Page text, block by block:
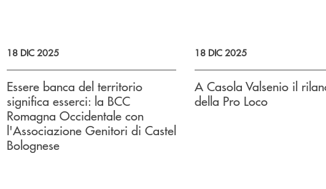
18 DIC 2025
Essere banca del territorio
significa esserci: la BCC
Romagna Occidentale con
l'Associazione Genitori di Castel
Bolognese
18 DIC 2025
A Casola Valsenio il
della Pro Loco